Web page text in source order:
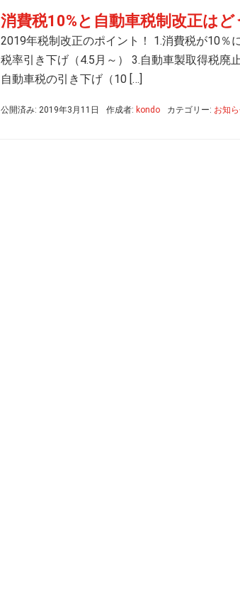
消費税10%と自動車税制改正はど
2019年税制改正のポイント！ 1.消費税が10％
税率引き下げ（4.5月～） 3.自動車製取得税廃
自動車税の引き下げ（10 […]
公開済み: 2019年3月11日 作成者: kondo カテゴリー: お知